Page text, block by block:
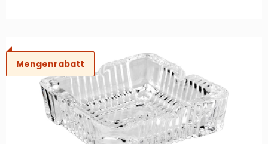
Mengenrabatt